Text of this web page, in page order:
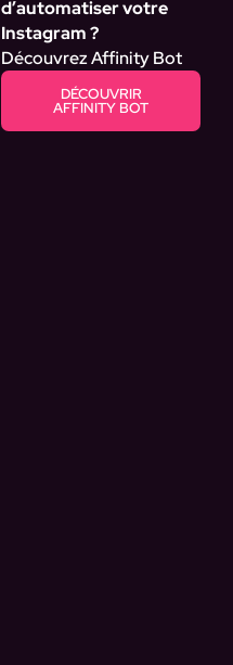
d’automatiser votre
Instagram ?
Découvrez Affinity Bot
DÉCOUVRIR
AFFINITY BOT